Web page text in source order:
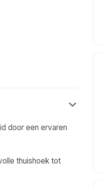
door een ervaren
thuishoek tot